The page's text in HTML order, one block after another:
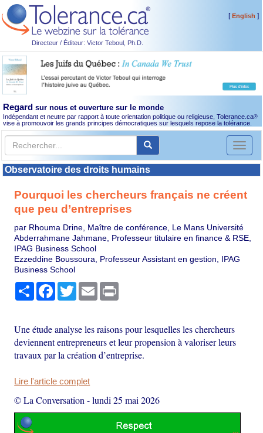
Directeur / Éditeur: Victor Teboul, Ph.D.
[English ]
Regard sur nous et ouverture sur le monde
Indépendant et neutre par rapport à toute orientation politique ou religieuse, Tolerance.ca®
vise à promouvoir les grands principes démocratiques sur lesquels repose la tolérance.
Toggle
Observatoire des droits humains
Pourquoi les chercheurs français ne créent
que peu d’entreprises
par Rhouma Drine, Maître de conférence, Le Mans Université
Abderrahmane Jahmane, Professeur titulaire en finance & RSE,
IPAG Business School
Ezzeddine Boussoura, Professeur Assistant en gestion, IPAG
Business School
PartagerFacebook
TwitterEmail
Une étude analyse les raisons pour lesquelles les chercheurs
deviennent entrepreneurs et leur propension à valoriser leurs
travaux par la création d’entreprise.
Lire l'article complet
© La Conversation -lundi 25 mai 2026